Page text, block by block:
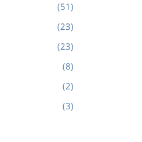
(51)
(23)
(23)
(8)
(2)
(3)